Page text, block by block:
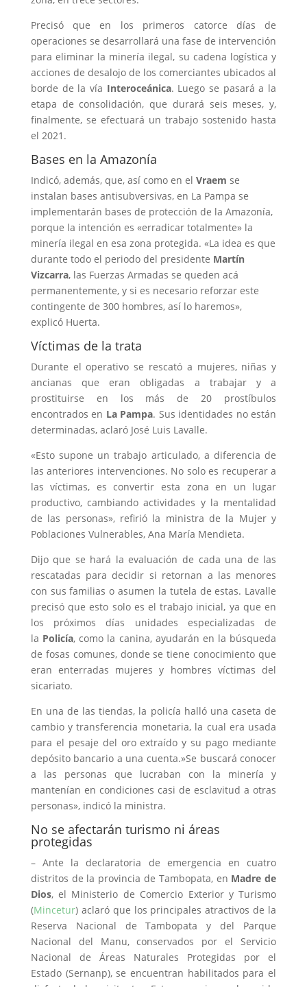
Precisó que en los primeros catorce días de
operaciones se desarrollará una fase de intervención
para eliminar la minería ilegal, su cadena logística y
acciones de desalojo de los comerciantes ubicados al
borde de la vía Interoceánica. Luego se pasará a la
etapa de consolidación, que durará seis meses, y,
finalmente, se efectuará un trabajo sostenido hasta
el 2021.
Bases en la Amazonía
Indicó, además, que, así como en el Vraem se
instalan bases antisubversivas, en La Pampa se
implementarán bases de protección de la Amazonía,
porque la intención es «erradicar totalmente» la
minería ilegal en esa zona protegida. «La idea es que
durante todo el periodo del presidente Martín
Vizcarra, las Fuerzas Armadas se queden acá
permanentemente, y si es necesario reforzar este
contingente de 300 hombres, así lo haremos»,
explicó Huerta.
Víctimas de la trata
Durante el operativo se rescató a mujeres, niñas y
ancianas que eran obligadas a trabajar y a
prostituirse en los más de 20 prostíbulos
encontrados en La Pampa. Sus identidades no están
determinadas, aclaró José Luis Lavalle.
«Esto supone un trabajo articulado, a diferencia de
las anteriores intervenciones. No solo es recuperar a
las víctimas, es convertir esta zona en un lugar
productivo, cambiando actividades y la mentalidad
de las personas», refirió la ministra de la Mujer y
Poblaciones Vulnerables, Ana María Mendieta.
Dijo que se hará la evaluación de cada una de las
rescatadas para decidir si retornan a las menores
con sus familias o asumen la tutela de estas. Lavalle
precisó que esto solo es el trabajo inicial, ya que en
los próximos días unidades especializadas de
la Policía, como la canina, ayudarán en la búsqueda
de fosas comunes, donde se tiene conocimiento que
eran enterradas mujeres y hombres víctimas del
sicariato.
En una de las tiendas, la policía halló una caseta de
cambio y transferencia monetaria, la cual era usada
para el pesaje del oro extraído y su pago mediante
depósito bancario a una cuenta.»Se buscará conocer
a las personas que lucraban con la minería y
mantenían en condiciones casi de esclavitud a otras
personas», indicó la ministra.
No se afectarán turismo ni áreas
protegidas
– Ante la declaratoria de emergencia en cuatro
distritos de la provincia de Tambopata, en Madre de
Dios, el Ministerio de Comercio Exterior y Turismo
(Mincetur) aclaró que los principales atractivos de la
Reserva Nacional de Tambopata y del Parque
Nacional del Manu, conservados por el Servicio
Nacional de Áreas Naturales Protegidas por el
Estado (Sernanp), se encuentran habilitados para el